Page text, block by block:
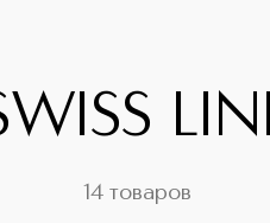
14 товаров